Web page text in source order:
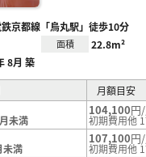
京都線「烏丸駅」徒歩10分
面積 22.8m²
8月 築
月額目安
未満
104,100円
初期費用他
未満
107,100円
初期費用他